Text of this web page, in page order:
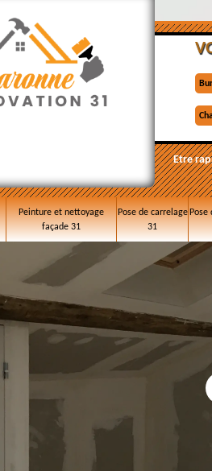
Etre
Peinture et nettoyage
façade 31
Pose de carrelage
31
Pose